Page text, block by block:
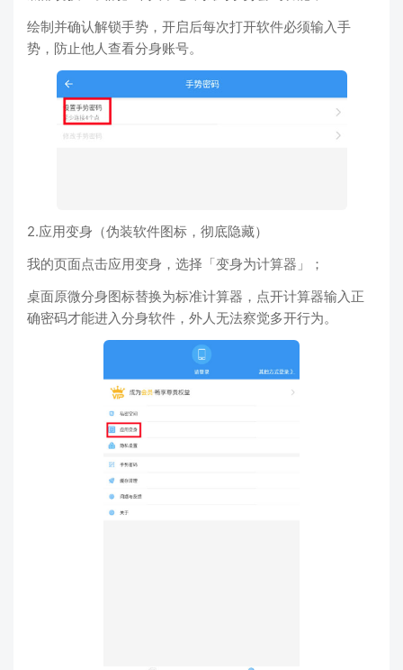
绘制并确认解锁手势，开启后每次打开软件必须输入手
势，防止他人查看分身账号。
2.应用变身（伪装软件图标，彻底隐藏）
我的页面点击应用变身，选择「变身为计算器」；
桌面原微分身图标替换为标准计算器，点开计算器输入正
确密码才能进入分身软件，外人无法察觉多开行为。